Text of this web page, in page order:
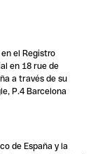
el Registro
en 18 rue de
a través de su
P.4 Barcelona
de España y la